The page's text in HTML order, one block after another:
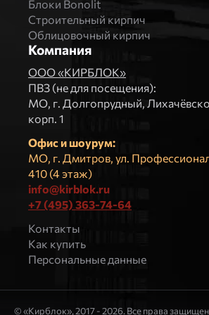
Блоки Bonolit
Строительный кирпич
Облицовочный кирпич
Компания
ООО «КИРБЛОК»
ПВЗ (не для посещения):
МO, г. Долгопрудный,
корп. 1
Офис и шоурум:
МО, г. Дмитров, ул.
410 (4 этаж)
info@kirblok.ru
+7 (495) 363-74-64
Контакты
Как купить
Персональные данные
© «Кирблок», 2017 - 2026. Все права